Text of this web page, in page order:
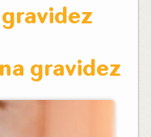
gravidez
gravidez